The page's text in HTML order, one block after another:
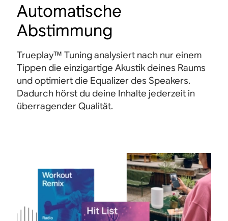
Automatische
Abstimmung
Trueplay™ Tuning analysiert nach nur einem
Tippen die einzigartige Akustik deines Raums
und optimiert die Equalizer des Speakers.
Dadurch hörst du deine Inhalte jederzeit in
überragender Qualität.